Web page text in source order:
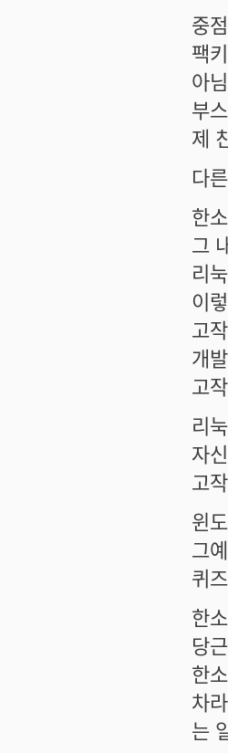
중
팩
아
부
제
다
한
그
리
이
고
개
고
리
자
고
윈
그
퀴
한
당
한
차
는